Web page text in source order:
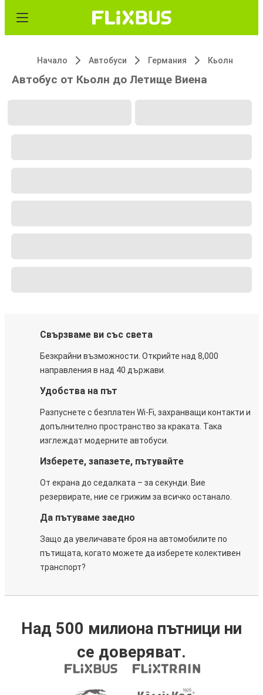
Начало Автобуси Германия Кьолн
Автобус от Кьолн до Летище Виена
Свързваме ви със света
Безкрайни възможности. Открийте над 8,000
направления в над 40 държави.
Удобства на път
Разпуснете с безплатен Wi-Fi, захранващи контакти и
допълнително пространство за краката. Така
изглеждат модерните автобуси.
Изберете, запазете, пътувайте
От екрана до седалката – за секунди. Вие
резервирате, ние се грижим за всичко останало.
Да пътуваме заедно
Защо да увеличавате броя на автомобилите по
пътищата, когато можете да изберете колективен
транспорт?
Над 500 милиона пътници ни
се доверяват.